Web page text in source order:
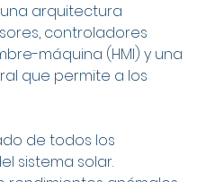
arquitectura
controladores
máquina (HMI) y una
que permite a los
de todos los
sistema solar.